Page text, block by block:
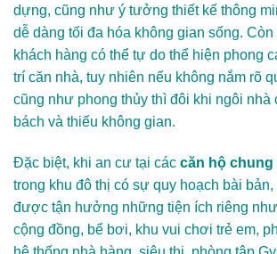
dựng, cũng như ý tưởng thiết kế thông
dễ dàng tối đa hóa không gian sống.
khách hàng có thể tự do thể hiện phong
trí căn nhà, tuy nhiên nếu không nắm rõ
cũng như phong thủy thì đôi khi ngôi nhà
bách và thiếu không gian.
Đặc biệt, khi an cư tại các căn hộ
trong khu đô thị có sự quy hoạch bài
được tận hưởng những tiện ích riêng
cộng đồng, bể bơi, khu vui chơi trẻ em,